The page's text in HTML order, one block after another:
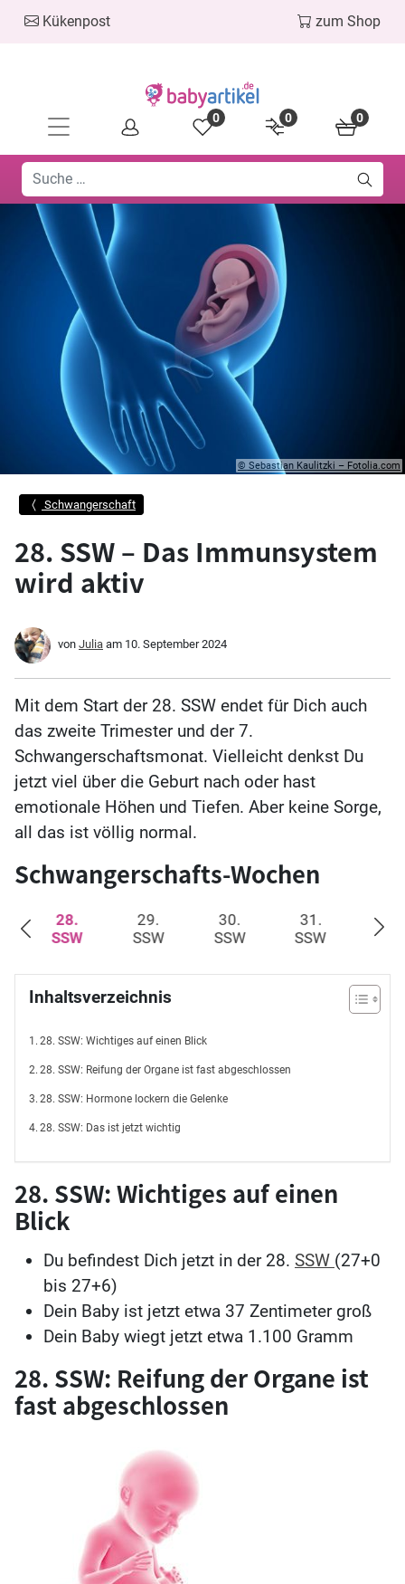
Kükenpost zum Shop
0
0
0
© Sebastian Kaulitzki – Fotolia.com
Schwangerschaft
28. SSW – Das Immunsystem
wird aktiv
von Julia am 10. September 2024
Mit dem Start der 28. SSW endet für Dich auch
das zweite Trimester und der 7.
Schwangerschaftsmonat. Vielleicht denkst Du
jetzt viel über die Geburt nach oder hast
emotionale Höhen und Tiefen. Aber keine Sorge,
all das ist völlig normal.
Schwangerschafts-Wochen
28.
SSW
29.
SSW
30.
SSW
31.
SSW
32.
Inhaltsverzeichnis
28. SSW: Wichtiges auf einen Blick
28. SSW: Reifung der Organe ist fast abgeschlossen
28. SSW: Hormone lockern die Gelenke
28. SSW: Das ist jetzt wichtig
28. SSW: Wichtiges auf einen
Blick
Du befindest Dich jetzt in der 28. SSW (27+0
bis 27+6)
Dein Baby ist jetzt etwa 37 Zentimeter groß
Dein Baby wiegt jetzt etwa 1.100 Gramm
28. SSW: Reifung der Organe ist
fast abgeschlossen